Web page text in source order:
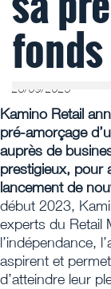
fonds
28/09/2023
Kamino Retail
pré-amorçage
auprès de
prestigieux, pour
lancement de
début 2023,
experts du Retail
l’indépendance,
aspirent et
d’atteindre leur